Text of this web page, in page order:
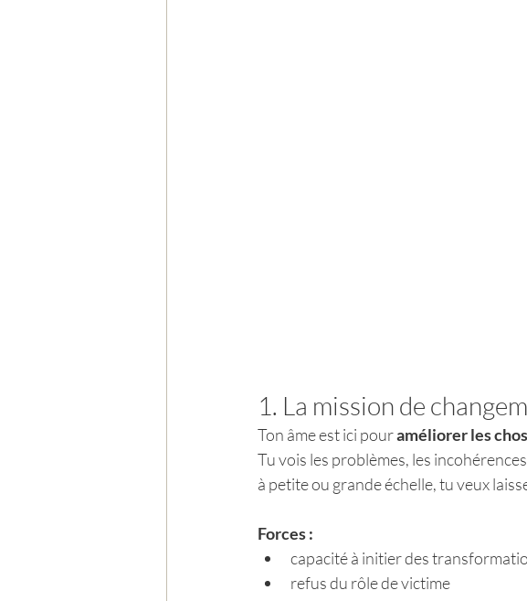
1. La mission de
Ton âme est ici pour améliorer les
Tu vois les problèmes, les
à petite ou grande échelle, tu veux
Forces :
capacité à initier des
refus du rôle de victime